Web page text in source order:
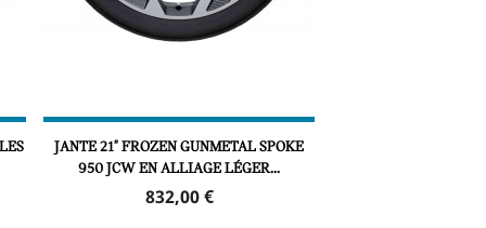
JANTE 21" FROZEN GUNMETAL SPOKE
950 JCW EN ALLIAGE LÉGER...
Prix
832,00 €